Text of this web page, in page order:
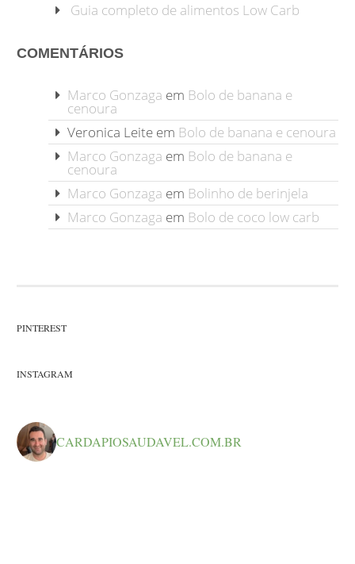
Guia completo de alimentos Low Carb
COMENTÁRIOS
Marco Gonzaga em Bolo de banana e
cenoura
Veronica Leite em Bolo de banana e cenoura
Marco Gonzaga em Bolo de banana e
cenoura
Marco Gonzaga em Bolinho de berinjela
Marco Gonzaga em Bolo de coco low carb
PINTEREST
INSTAGRAM
CARDAPIOSAUDAVEL.COM.BR